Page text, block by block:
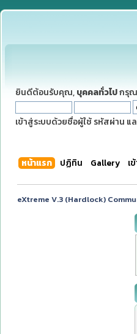
ยินดีต้อนรับคุณ, บุคคลทั่วไปกรุ
เข้าสู่ระบบด้วยชื่อผู้ใช้ รหัสผ่าน แล
หน้าแรก ปฏิทิน Gallery เ
eXtreme V.3 (Hardlock)